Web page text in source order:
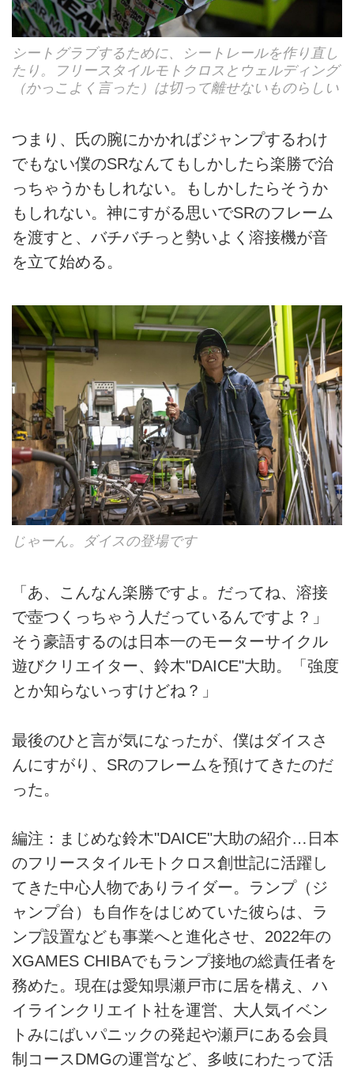
シートグラブするために、シートレールを作り直し
たり。フリースタイルモトクロスとウェルディング
（かっこよく言った）は切って離せないものらしい
つまり、氏の腕にかかればジャンプするわけ
でもない僕のSRなんてもしかしたら楽勝で治
っちゃうかもしれない。もしかしたらそうか
もしれない。神にすがる思いでSRのフレーム
を渡すと、バチバチっと勢いよく溶接機が音
を立て始める。
じゃーん。ダイスの登場です
「あ、こんなん楽勝ですよ。だってね、溶接
で壺つくっちゃう人だっているんですよ？」
そう豪語するのは日本一のモーターサイクル
遊びクリエイター、鈴木"DAICE"大助。「強度
とか知らないっすけどね？」
最後のひと言が気になったが、僕はダイスさ
んにすがり、SRのフレームを預けてきたのだ
った。
編注：まじめな鈴木"DAICE"大助の紹介…日本
のフリースタイルモトクロス創世記に活躍し
てきた中心人物でありライダー。ランプ（ジ
ャンプ台）も自作をはじめていた彼らは、ラ
ンプ設置なども事業へと進化させ、2022年の
XGAMES CHIBAでもランプ接地の総責任者を
務めた。現在は愛知県瀬戸市に居を構え、ハ
イラインクリエイト社を運営、大人気イベン
トみにばいパニックの発起や瀬戸にある会員
制コースDMGの運営など、多岐にわたって活